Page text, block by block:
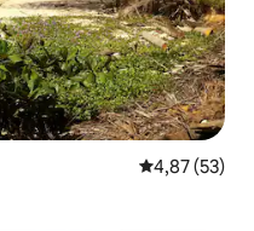
Évaluation
4,87 (53)